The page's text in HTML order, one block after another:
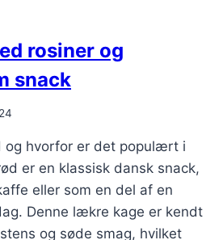
rosiner og
snack
og hvorfor er det populært i
er en klassisk dansk snack,
eller som en del af en
Denne lækre kage er kendt
og søde smag, hvilket